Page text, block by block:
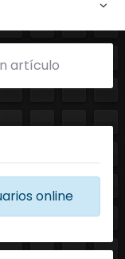
artículo
online